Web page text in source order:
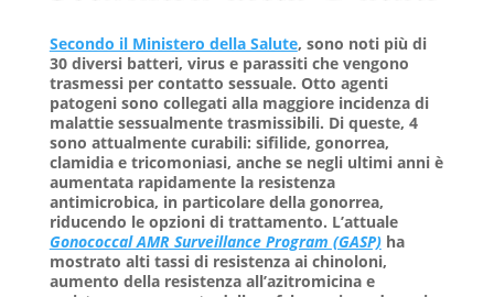
Secondo il Ministero della Salute, sono noti più di
30 diversi batteri, virus e parassiti che vengono
trasmessi per contatto sessuale. Otto agenti
patogeni sono collegati alla maggiore incidenza di
malattie sessualmente trasmissibili. Di queste, 4
sono attualmente curabili: sifilide, gonorrea,
clamidia e tricomoniasi, anche se negli ultimi anni è
aumentata rapidamente la resistenza
antimicrobica, in particolare della gonorrea,
riducendo le opzioni di trattamento. L’attuale
Gonococcal AMR Surveillance Program (GASP) ha
mostrato alti tassi di resistenza ai chinoloni,
aumento della resistenza all’azitromicina e